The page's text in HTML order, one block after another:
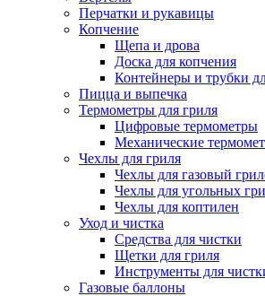
Перчатки и рукавицы
Копчение
Щепа и дрова
Доска для копчения
Контейнеры и трубки
Пицца и выпечка
Термометры для гриля
Цифровые термометры
Механические
Чехлы для гриля
Чехлы для газовый
Чехлы для угольных
Чехлы для коптилен
Уход и чистка
Средства для чистки
Щетки для гриля
Инструменты для
Газовые баллоны